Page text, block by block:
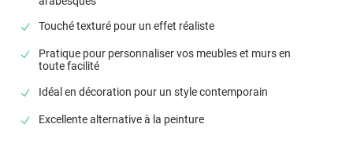
Touché texturé pour un effet réaliste
Pratique pour personnaliser vos meubles et murs en
toute facilité
Idéal en décoration pour un style contemporain
Excellente alternative à la peinture